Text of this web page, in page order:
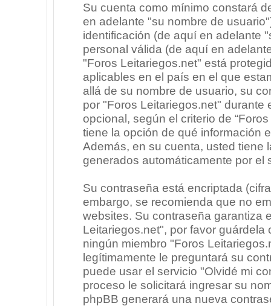
Su cuenta como mínimo constará
en adelante "su nombre de
identificación (de aquí en adelante
personal válida (de aquí en
"Foros Leitariegos.net" está
aplicables en el país en el que
allá de su nombre de usuario, su
por "Foros Leitariegos.net" durante
opcional, según el criterio de
tiene la opción de qué información
Además, en su cuenta, usted tiene
generados automáticamente por el
Su contraseña está encriptada
embargo, se recomienda que no
websites. Su contraseña garantiza
Leitariegos.net", por favor
ningún miembro "Foros
legítimamente le preguntará su
puede usar el servicio "Olvidé mi
proceso le solicitará ingresar su
phpBB generará una nueva